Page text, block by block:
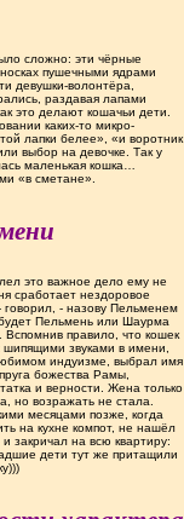
сложно: эти чёрные
пушечными ядрами
девушки-волонтёра,
раздавая лапами
это делают кошачьи дети.
каких-то микро-
лапки белее», «и воротник
выбор на девочке. Так у
маленькая кошка…
«в сметане».
это важное дело ему не
сработает нездоровое
говорил, - назову Пельменем
Пельмень или Шаурма
Вспомнив правило, что кошек
шипящими звуками в имени,
индуизме, выбрал имя
божества Рамы,
и верности. Жена только
но возражать не стала.
месяцами позже, когда
на кухне компот, не нашёл
закричал на всю квартиру:
дети тут же притащили